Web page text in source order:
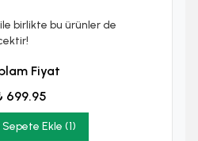
birlikte bu ürünler de
Fiyat
699.95
Ekle (1)